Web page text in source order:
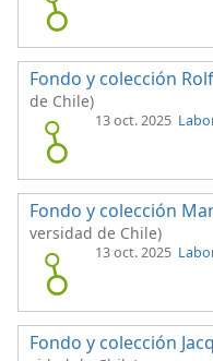
Fondo y colección
de Chile)
13 oct. 2025
Fondo y colección
versidad de Chile)
13 oct. 2025
Fondo y colección